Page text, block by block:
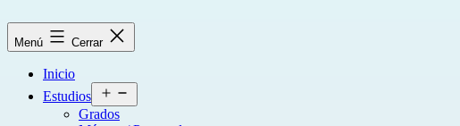
Menú Cerrar
Inicio
Estudios
el
Grados